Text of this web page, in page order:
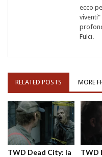
ecco
viventi"
Fulci.
RELATED POSTS MORE
TWD Dead City: la
TWD